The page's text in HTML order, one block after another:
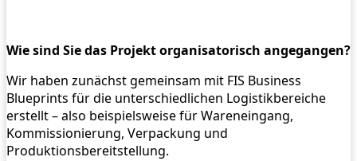
Wie sind Sie das Projekt organisatorisch angegangen?
Wir haben zunächst gemeinsam mit FIS Business
Blueprints für die unterschiedlichen Logistikbereiche
erstellt – also beispielsweise für Wareneingang,
Kommissionierung, Verpackung und
Produktionsbereitstellung.